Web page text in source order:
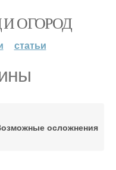
ОГОРОД
статьи
осложнения